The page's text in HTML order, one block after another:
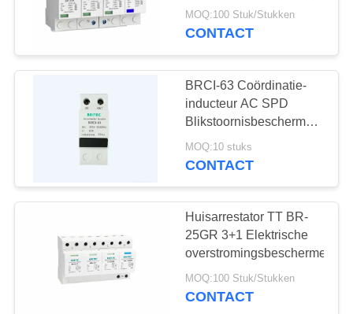
de het Apparaten25ka
Bliksem de
MOQ:100 Stuk/Stukken
CONTACT
BRCI-63 Coördinatie-
inducteur AC SPD
Blikstoornisbeschermer
Elektrische
beschermingsapparatuur
MOQ:10 stuks
CONTACT
Huisarrestator TT BR-
25GR 3+1 Elektrische
overstromingsbeschermer
MOQ:100 Stuk/Stukken
CONTACT